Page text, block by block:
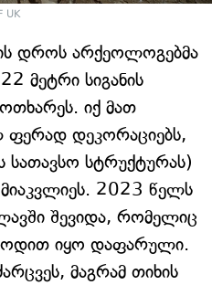
UK
დროს არქეოლოგებმა
მეტრი სიგანის
იქ მათ
ფერად დეკორაციებს,
სათავსო სტრუქტურას)
2023 წელს
შევიდა, რომელიც
იყო დაფარული.
მაგრამ თიხის